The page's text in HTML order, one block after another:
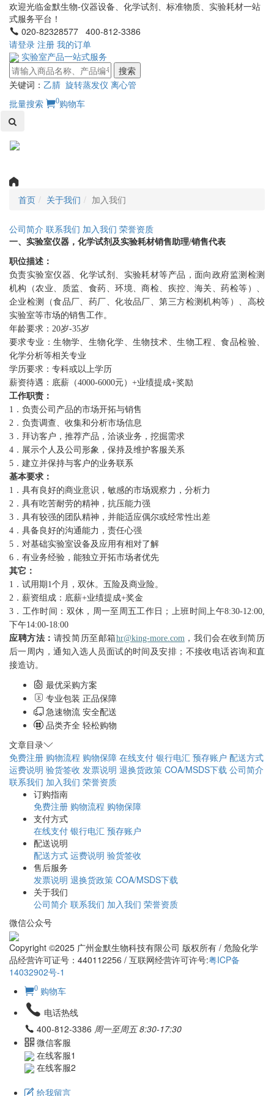
欢迎光临金默生物-仪器设备、化学试剂、标准物质、实验耗材一站
式服务平台！
020-82328577 400-812-3386
请登录 注册 我的订单
实验室产品一站式服务
搜索
关键词： 乙腈 旋转蒸发仪 离心管
批量搜索
0购物车
首页 关于我们 加入我们
公司简介 联系我们 加入我们 荣誉资质
一、实验室仪器，化学试剂及实验耗材销售助理/销售代表
职位描述：
负责实验室仪器、化学试剂、实验耗材等产品，面向政府监测检测
机构（农业、质监、食药、环境、商检、疾控、海关、药检等）、
企业检测（食品厂、药厂、化妆品厂、第三方检测机构等）、高校
实验室等市场的销售工作。
年龄要求：20岁-35岁
要求专业：生物学、生物化学、生物技术、生物工程、食品检验、
化学分析等相关专业
学历要求：专科或以上学历
薪资待遇：底薪（4000-6000元）+业绩提成+奖励
工作职责：
1．负责公司产品的市场开拓与销售
2．负责调查、收集和分析市场信息
3．拜访客户，推荐产品，洽谈业务，挖掘需求
4．展示个人及公司形象，保持及维护客服关系
5．建立并保持与客户的业务联系
基本要求：
1．具有良好的商业意识，敏感的市场观察力，分析力
2．具有吃苦耐劳的精神，抗压能力强
3．具有较强的团队精神，并能适应偶尔或经常性出差
4．具备良好的沟通能力，责任心强
5．对基础实验室设备及应用有相对了解
6．有业务经验，能独立开拓市场者优先
其它：
1．试用期1个月，双休。五险及商业险。
2．薪资组成：底薪+业绩提成+奖金
3．工作时间：双休，周一至周五工作日；上班时间上午8:30-12:00,
下午14:00-18:00
应聘方法： 请投简历至邮箱hr@king-more.com，我们会在收到简历
后一周内，通知入选人员面试的时间及安排；不接收电话咨询和直
接造访。
最优采购方案
专业包装 正品保障
急速物流 安全配送
品类齐全 轻松购物
文章目录
免费注册 购物流程 购物保障 在线支付 银行电汇 预存账户 配送方式
运费说明 验货签收 发票说明 退换货政策 COA/MSDS下载 公司简介
联系我们 加入我们 荣誉资质
订购指南
免费注册 购物流程 购物保障
支付方式
在线支付 银行电汇 预存账户
配送说明
配送方式 运费说明 验货签收
售后服务
发票说明 退换货政策 COA/MSDS下载
关于我们
公司简介 联系我们 加入我们 荣誉资质
微信公众号
Copyright ©2025 广州金默生物科技有限公司 版权所有 / 危险化学
品经营许可证号：440112256 / 互联网经营许可许号:粤ICP备
14032902号-1
0 购物车
电话热线
400-812-3386 周一至周五 8:30-17:30
微信客服
在线客服1
在线客服2
给我留言